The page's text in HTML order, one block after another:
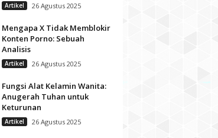
Artikel 26 Agustus 2025
Mengapa X Tidak Memblokir
Konten Porno: Sebuah
Analisis
Artikel 26 Agustus 2025
Fungsi Alat Kelamin Wanita:
Anugerah Tuhan untuk
Keturunan
Artikel 26 Agustus 2025